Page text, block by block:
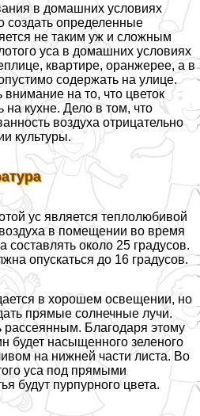
в домашних условиях
создать определенные
не таким уж и сложным
уса в домашних условиях
квартире, оранжерее, а в
содержать на улице.
внимание на то, что цветок
на кухне. Дело в том, что
воздуха отрицательно
культуры.
ус является теплолюбивой
в помещении во время
около 25 градусов.
опускаться до 16 градусов.
в хорошем освещении, но
прямые солнечные лучи.
Благодаря этому
будет насыщенного зеленого
на нижней части листа. Во
уса под прямыми
будут пурпурного цвета.